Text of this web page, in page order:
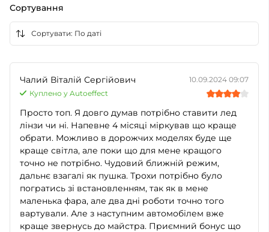
Сортування
Чалий Віталій Сергійович
10.09.2024 09:07
Куплено у Autoeffect
Просто топ. Я довго думав потрібно ставити лед
лінзи чи ні. Напевне 4 місяці міркував що краще
обрати. Можливо в дорожчих моделях буде ще
краще світла, але поки що для мене кращого
точно не потрібно. Чудовий ближній режим,
дальнє взагалі як пушка. Трохи потрібно було
погратись зі встановленням, так як в мене
маленька фара, але два дні роботи точно того
вартували. Але з наступним автомобілем вже
краще звернусь до майстра. Приємний бонус що